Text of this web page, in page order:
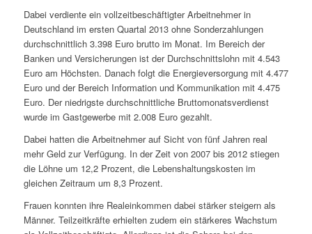
Dabei verdiente ein vollzeitbeschäftigter Arbeitnehmer in
Deutschland im ersten Quartal 2013 ohne Sonderzahlungen
durchschnittlich 3.398 Euro brutto im Monat. Im Bereich der
Banken und Versicherungen ist der Durchschnittslohn mit 4.543
Euro am Höchsten. Danach folgt die Energieversorgung mit 4.477
Euro und der Bereich Information und Kommunikation mit 4.475
Euro. Der niedrigste durchschnittliche Bruttomonatsverdienst
wurde im Gastgewerbe mit 2.008 Euro gezahlt.
Dabei hatten die Arbeitnehmer auf Sicht von fünf Jahren real
mehr Geld zur Verfügung. In der Zeit von 2007 bis 2012 stiegen
die Löhne um 12,2 Prozent, die Lebenshaltungskosten im
gleichen Zeitraum um 8,3 Prozent.
Frauen konnten ihre Realeinkommen dabei stärker steigern als
Männer. Teilzeitkräfte erhielten zudem ein stärkeres Wachstum